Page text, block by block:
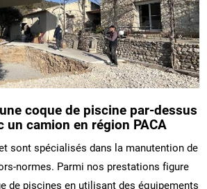
coque de piscine par-dessus
un camion en région PACA
sont spécialisés dans la manutention de
normes. Parmi nos prestations figure
de piscines en utilisant des équipements